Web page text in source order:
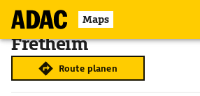
Maps
Fretheim
Route planen